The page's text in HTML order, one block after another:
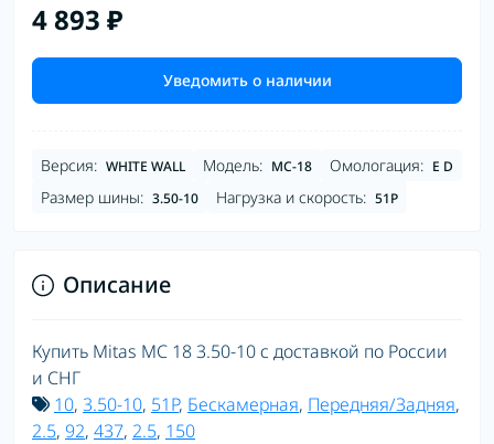
4 893 ₽
Уведомить о наличии
Версия: WHITE WALL Модель: MC-18 Омологация: E D
Размер шины: 3.50-10 Нагрузка и скорость: 51P
Описание
Купить Mitas MC 18 3.50-10 с доставкой по России
и СНГ
10, 3.50-10, 51P, Бескамерная, Передняя/Задняя,
2.5, 92, 437, 2.5, 150